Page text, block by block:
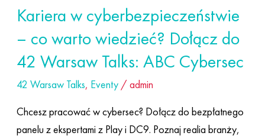
Kariera w cyberbezpieczeństwie
– co warto wiedzieć? Dołącz do
42 Warsaw Talks: ABC Cybersec
42 Warsaw Talks, Eventy/admin
Chcesz pracować w cybersec? Dołącz do bezpłatnego
panelu z ekspertami z Play i DC9. Poznaj realia branży,
42
Warsaw
Talks:
ABC
Cybersec